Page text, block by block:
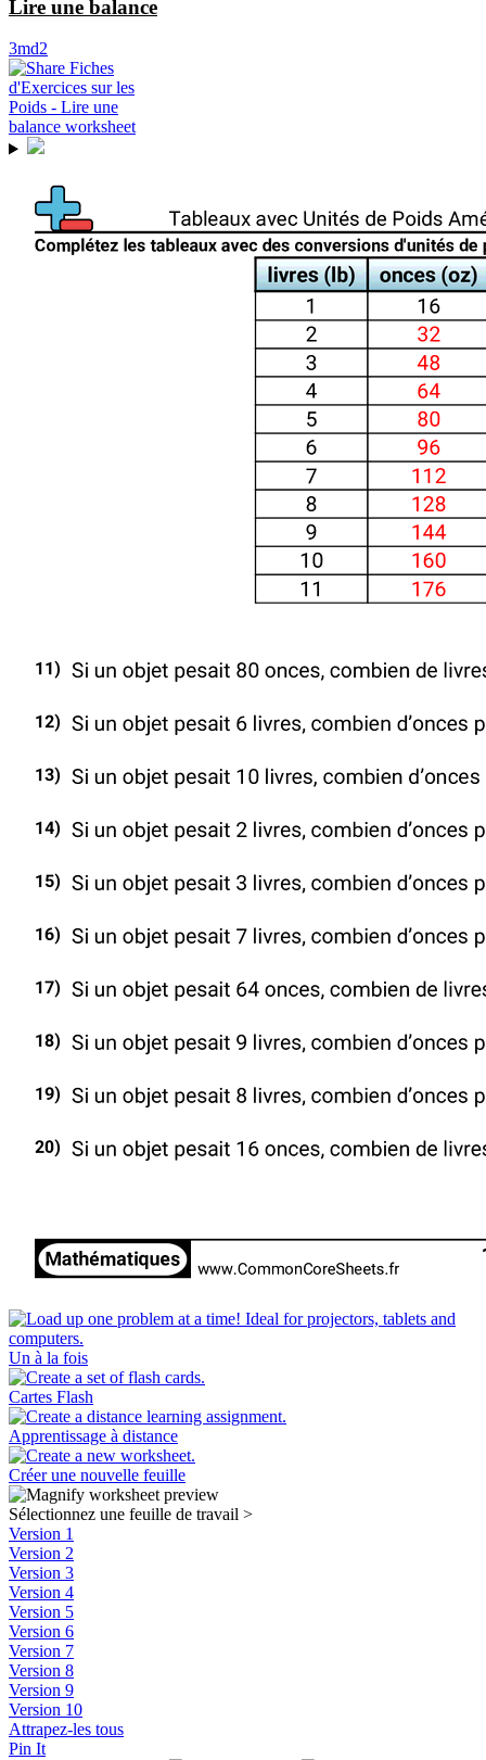
Lire une balance
3md2
Un à la fois
Cartes Flash
Apprentissage à distance
Créer une nouvelle feuille
Sélectionnez une feuille de travail >
Version 1
Version 2
Version 3
Version 4
Version 5
Version 6
Version 7
Version 8
Version 9
Version 10
Attrapez-les tous
Pin It